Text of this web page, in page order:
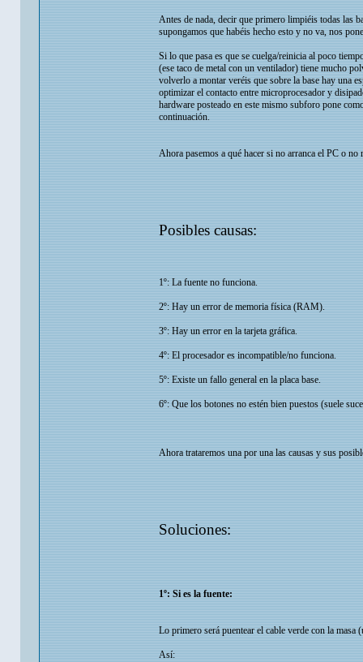
Antes de nada, decir que primero limpiéis todas
supongamos que habéis hecho esto y no va, nos
Si lo que pasa es que se cuelga/reinicia al poco
(ese taco de metal con un ventilador) tiene mucho
volverlo a montar veréis que sobre la base hay una
optimizar el contacto entre microprocesador y
hardware posteado en este mismo subforo pone
continuación.
Ahora pasemos a qué hacer si no arranca el PC o no
Posibles causas:
1º: La fuente no funciona.
2º: Hay un error de memoria física (RAM).
3º: Hay un error en la tarjeta gráfica.
4º: El procesador es incompatible/no funciona.
5º: Existe un fallo general en la placa base.
6º: Que los botones no estén bien puestos (suele
Ahora trataremos una por una las causas y sus
Soluciones:
1º: Si es la fuente:
Lo primero será puentear el cable verde con la masa
Así: